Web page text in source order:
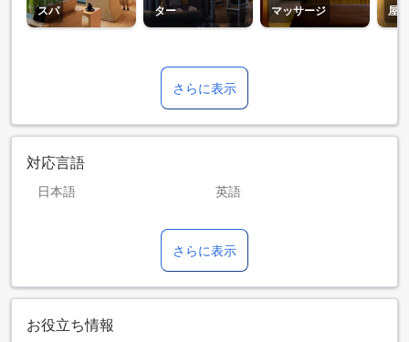
スパ
ター
マッサージ 屋
さらに表示
対応言語
日本語 英語
オランダ語
スペイン語 タイ語
ドイツ語
さらに表示
お役立ち情報